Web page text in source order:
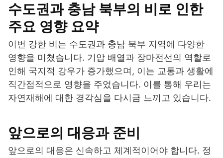
수도권과 충남 북부의 비로 인한
주요 영향 요약
이번 강한 비는 수도권과 충남 북부 지역에 다양한
영향을 미쳤습니다. 기압 배열과 장마전선의 역할로
인해 국지적 강우가 증가했으며, 이는 교통과 생활에
직간접적으로 영향을 주었습니다. 이를 통해 우리는
자연재해에 대한 경각심을 다시금 느끼고 있습니다.
앞으로의 대응과 준비
앞으로의 대응은 신속하고 체계적이어야 합니다. 정